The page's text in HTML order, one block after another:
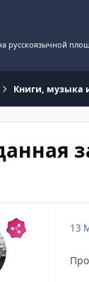
русскоязычной
Книги, музыка
13